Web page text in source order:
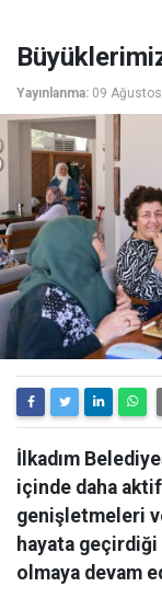
Yayınlanma: 09
İlkadım
içinde daha
genişletmeleri
hayata
olmaya devam